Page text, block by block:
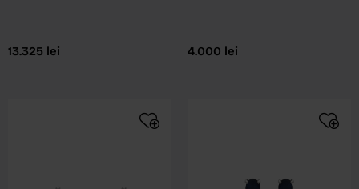
13.325 lei 4.000 lei